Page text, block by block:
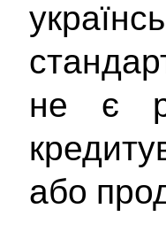
не є
або